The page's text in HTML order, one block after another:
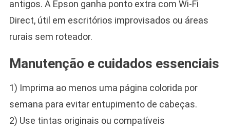
antigos. A Epson ganha ponto extra com Wi-Fi
Direct, útil em escritórios improvisados ou áreas
rurais sem roteador.
Manutenção e cuidados essenciais
1) Imprima ao menos uma página colorida por
semana para evitar entupimento de cabeças.
2) Use tintas originais ou compatíveis